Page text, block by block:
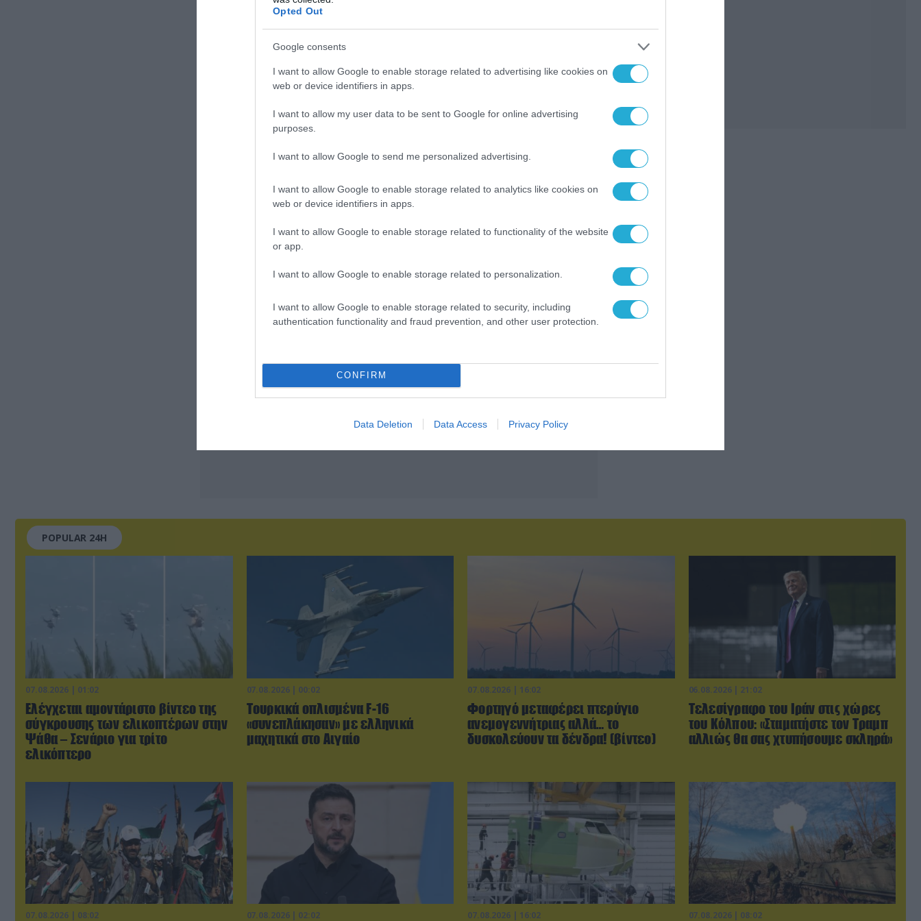
Opted Out
Google consents
I want to allow Google to enable storage related to advertising like cookies on
web or device identifiers in apps.
I want to allow my user data to be sent to Google for online advertising
purposes.
I want to allow Google to send me personalized advertising.
I want to allow Google to enable storage related to analytics like cookies on
web or device identifiers in apps.
I want to allow Google to enable storage related to functionality of the website
or app.
I want to allow Google to enable storage related to personalization.
I want to allow Google to enable storage related to security, including
authentication functionality and fraud prevention, and other user protection.
CONFIRM
Data Deletion Data Access Privacy Policy
ΣΧΟΛΙΑΣΤΕ ΤΟ ΑΡΘΡΟ
POPULAR 24H
07.08.2026 | 01:02
Ελέγχεται αμοντάριστο βίντεο της
σύγκρουσης των ελικοπτέρων στην
Ψάθα – Σενάριο για τρίτο
ελικόπτερο
07.08.2026 | 00:02
Τουρκικά οπλισμένα F-16
«συνεπλάκησαν» με ελληνικά
μαχητικά στο Αιγαίο
07.08.2026 | 16:02
Φορτηγό μεταφέρει πτερύγιο
ανεμογεννήτριας αλλά… το
δυσκολεύουν τα δένδρα! (βίντεο)
06.08.2026 | 21:02
Τελεσίγραφο του Ιράν στις χώρες
του Κόλπου: «Σταματήστε τον Τραμπ
αλλιώς θα σας χτυπήσουμε σκληρά»
07.08.2026 | 08:02 07.08.2026 | 02:02 07.08.2026 | 16:02 07.08.2026 | 08:02